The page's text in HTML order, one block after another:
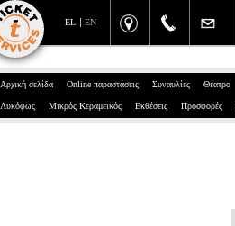
EN
EL
Αρχική σελίδα Online παραστάσεις Συναυλίες Θέατρο
Λυκόφως Μικρός Κεραμεικός Εκθέσεις Προσφορές